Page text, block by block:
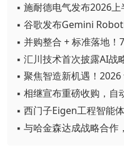
▪ 并购整合 + 标准落地